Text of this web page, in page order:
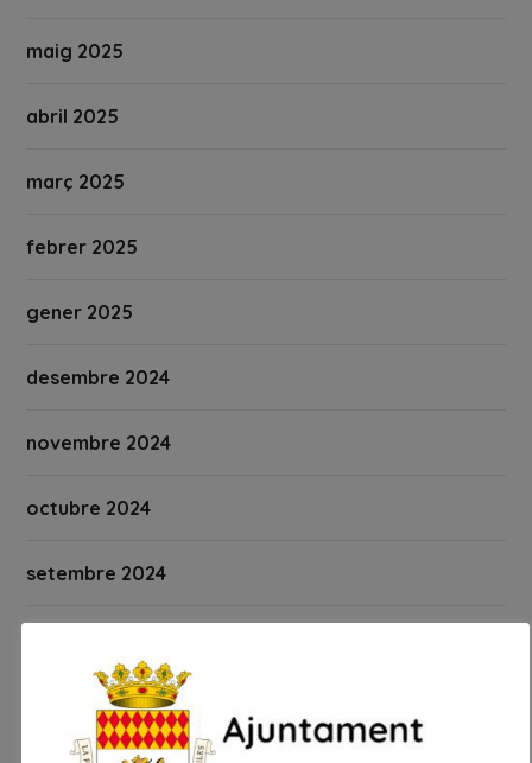
maig 2025
abril 2025
març 2025
febrer 2025
gener 2025
desembre 2024
novembre 2024
octubre 2024
setembre 2024
juliol 2024